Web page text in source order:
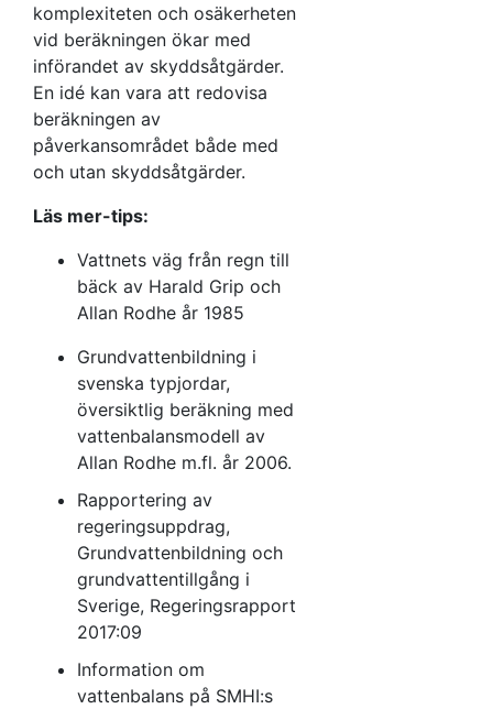
komplexiteten och osäkerheten
vid beräkningen ökar med
införandet av skyddsåtgärder.
En idé kan vara att redovisa
beräkningen av
påverkansområdet både med
och utan skyddsåtgärder.
Läs mer-tips:
Vattnets väg från regn till
bäck av Harald Grip och
Allan Rodhe år 1985
Grundvattenbildning i
svenska typjordar,
översiktlig beräkning med
vattenbalansmodell av
Allan Rodhe m.fl. år 2006.
Rapportering av
regeringsuppdrag,
Grundvattenbildning och
grundvattentillgång i
Sverige, Regeringsrapport
2017:09
Information om
vattenbalans på SMHI:s